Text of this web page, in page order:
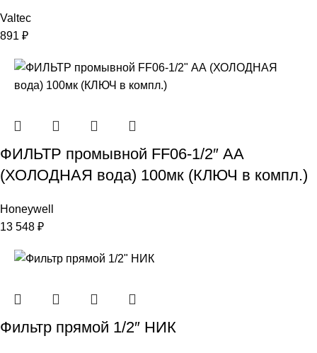
Valtec
891 ₽
ФИЛЬТР промывной FF06-1/2″ АА
(ХОЛОДНАЯ вода) 100мк (КЛЮЧ в компл.)
Honeywell
13 548 ₽
Фильтр прямой 1/2″ НИК